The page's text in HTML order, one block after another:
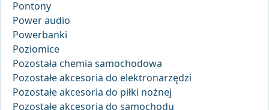
Pontony
Power audio
Powerbanki
Poziomice
Pozostała chemia samochodowa
Pozostałe akcesoria do elektronarzędzi
Pozostałe akcesoria do piłki nożnej
Pozostałe akcesoria do samochodu